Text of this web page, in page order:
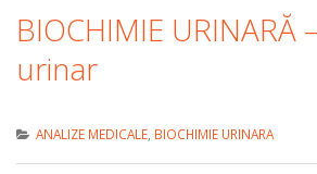
BIOCHIMIE URINARĂ
urinar
ANALIZE MEDICALE, BIOCHIMIE URINARA